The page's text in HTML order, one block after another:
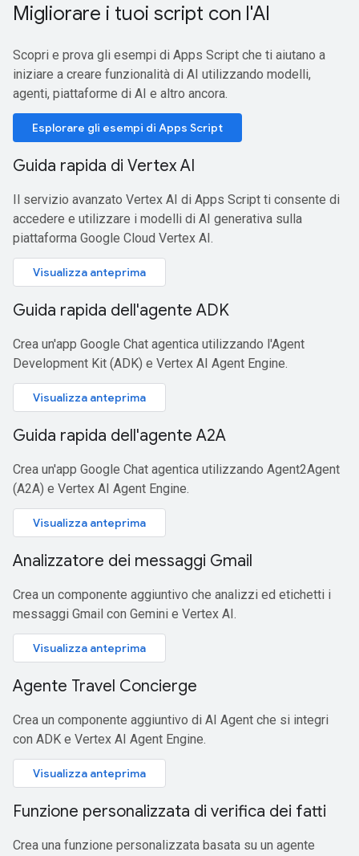
Migliorare i tuoi script con l'AI
Scopri e prova gli esempi di Apps Script che ti aiutano a
iniziare a creare funzionalità di AI utilizzando modelli,
agenti, piattaforme di AI e altro ancora.
Esplorare gli esempi di Apps Script
Guida rapida di Vertex AI
Il servizio avanzato Vertex AI di Apps Script ti consente di
accedere e utilizzare i modelli di AI generativa sulla
piattaforma Google Cloud Vertex AI.
Visualizza anteprima
Guida rapida dell'agente ADK
Crea un'app Google Chat agentica utilizzando l'Agent
Development Kit (ADK) e Vertex AI Agent Engine.
Visualizza anteprima
Guida rapida dell'agente A2A
Crea un'app Google Chat agentica utilizzando Agent2Agent
(A2A) e Vertex AI Agent Engine.
Visualizza anteprima
Analizzatore dei messaggi Gmail
Crea un componente aggiuntivo che analizzi ed etichetti i
messaggi Gmail con Gemini e Vertex AI.
Visualizza anteprima
Agente Travel Concierge
Crea un componente aggiuntivo di AI Agent che si integri
con ADK e Vertex AI Agent Engine.
Visualizza anteprima
Funzione personalizzata di verifica dei fatti
Crea una funzione personalizzata basata su un agente